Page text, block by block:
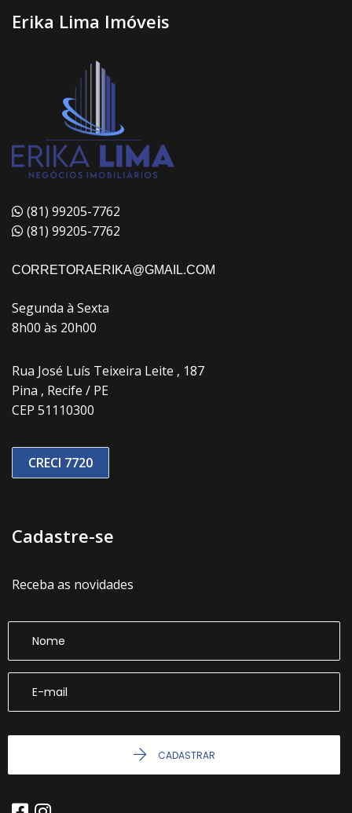
Erika Lima Imóveis
(81) 99205-7762
(81) 99205-7762
CORRETORAERIKA@GMAIL.COM
Segunda à Sexta
8h00 às 20h00
Rua José Luís Teixeira Leite , 187
Pina , Recife / PE
CEP 51110300
CRECI 7720
Cadastre-se
Receba as novidades
CADASTRAR